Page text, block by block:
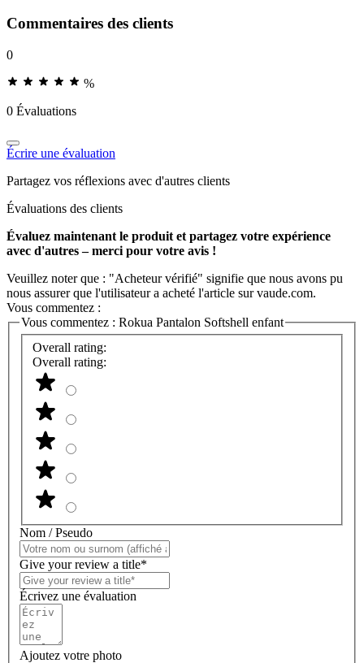
Commentaires des clients
0
%
0 Évaluations
Écrire une évaluation
Partagez vos réflexions avec d'autres clients
Évaluations des clients
Évaluez maintenant le produit et partagez votre expérience
avec d'autres – merci pour votre avis !
Veuillez noter que : "Acheteur vérifié" signifie que nous avons pu
nous assurer que l'utilisateur a acheté l'article sur vaude.com.
Vous commentez :
Vous commentez : Rokua Pantalon Softshell enfant
Overall rating:
Overall rating:
Nom / Pseudo
Give your review a title*
Écrivez une évaluation
Ajoutez votre photo